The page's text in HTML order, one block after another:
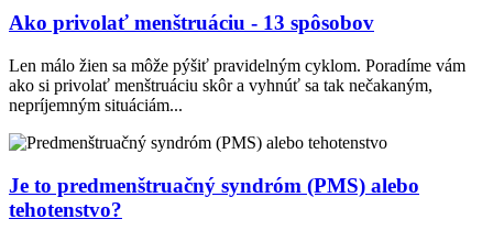
Ako privolať menštruáciu - 13 spôsobov
Len málo žien sa môže pýšiť pravidelným cyklom. Poradíme vám
ako si privolať menštruáciu skôr a vyhnúť sa tak nečakaným,
nepríjemným situáciám...
Je to predmenštruačný syndróm (PMS) alebo
tehotenstvo?